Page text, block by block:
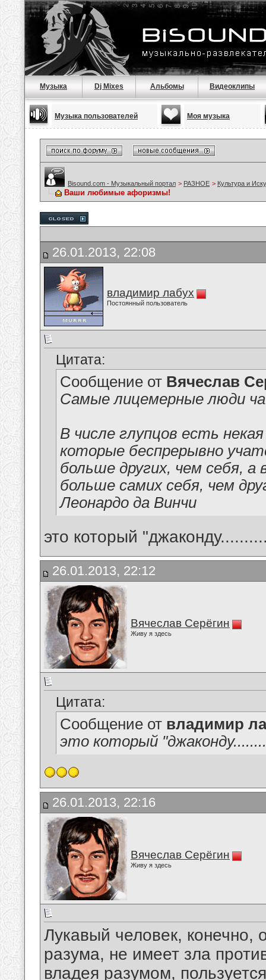
Музыка Dj Mixes Альбомы Видеоклипы
Музыка пользователей Моя музыка
Bisound.com - Музыкальный портал > РАЗНОЕ > Культура и
Ваши любимые афоризмы!
26.01.2013, 22:08
владимир лабух
Постоянный пользователь
Цитата:
Сообщение от Вячеслав
Самые лицемерные люди
В числе глупцов есть
которые беспрерывно
больше других, чем себя,
больше самих себя, чем
Леонардо да Винчи
это который
26.01.2013, 22:12
Вячеслав Серёгин
Живу я здесь
Цитата:
Сообщение от владимир
это который
26.01.2013, 22:16
Вячеслав Серёгин
Живу я здесь
Лукавый человек, конечно,
разума, не имеет зла
владея разумом,